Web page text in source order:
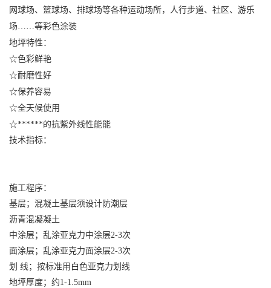
网球场、篮球场、排球场等各种运动场所，人行步道、社区、游乐
场……等彩色涂装
地坪特性：
☆色彩鲜艳
☆耐磨性好
☆保养容易
☆全天候使用
☆******的抗紫外线性能能
技术指标：
施工程序：
基层；混凝土基层须设计防潮层
沥青混凝凝土
中涂层；乱涂亚克力中涂层2-3次
面涂层；乱涂亚克力面涂层2-3次
划 线；按标准用白色亚克力划线
地坪厚度；约1-1.5mm